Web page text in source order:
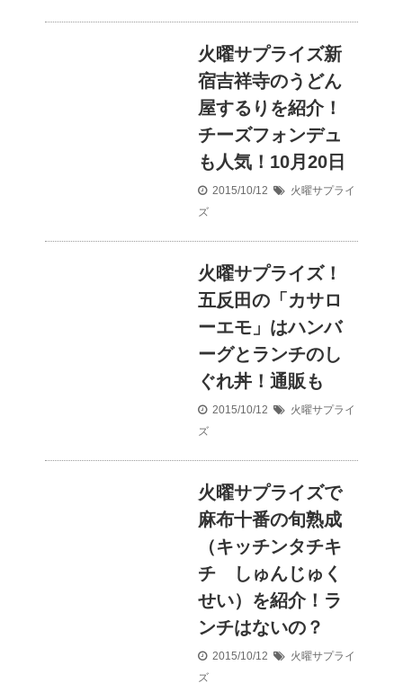
火曜サプライズ新
宿吉祥寺のうどん
屋するりを紹介！
チーズフォンデュ
も人気！10月20日
2015/10/12
火曜サプライ
ズ
火曜サプライズ！
五反田の「カサロ
ーエモ」はハンバ
ーグとランチのし
ぐれ丼！通販も
2015/10/12
火曜サプライ
ズ
火曜サプライズで
麻布十番の旬熟成
（キッチンタチキ
チ しゅんじゅく
せい）を紹介！ラ
ンチはないの？
2015/10/12
火曜サプライ
ズ